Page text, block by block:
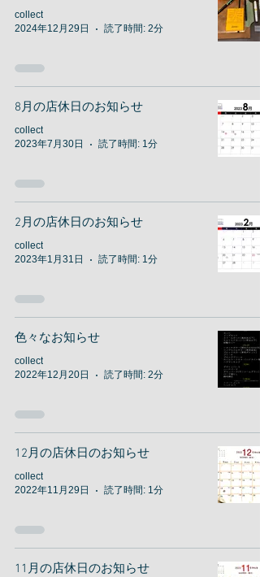
collect
2024年12月29日
読了時間: 2分
8月の店休日のお知らせ
collect
2023年7月30日
読了時間: 1分
2月の店休日のお知らせ
collect
2023年1月31日
読了時間: 1分
色々なお知らせ
collect
2022年12月20日
読了時間: 2分
12月の店休日のお知らせ
collect
2022年11月29日
読了時間: 1分
11月の店休日のお知らせ